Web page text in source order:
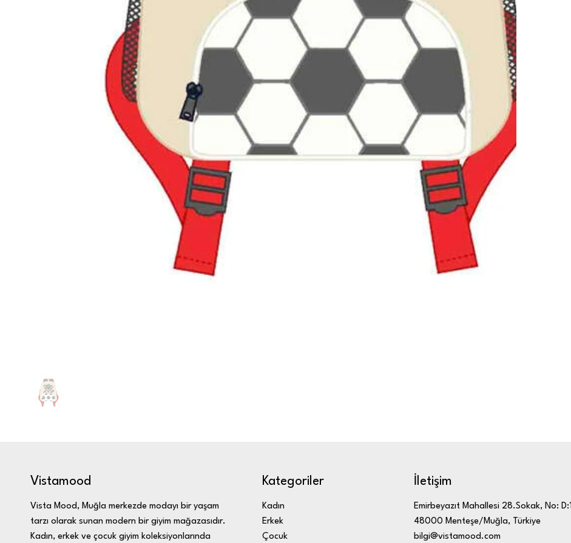
Vistamood
Vista Mood, Muğla merkezde modayı bir yaşam
tarzı olarak sunan modern bir giyim mağazasıdır.
Kadın, erkek ve çocuk giyim koleksiyonlarında
Kategoriler
Kadın
Erkek
Çocuk
İletişim
Emirbeyazıt Mahallesi 28.Sokak, No: D:1
48000 Menteşe/Muğla, Türkiye
bilgi@vistamood.com